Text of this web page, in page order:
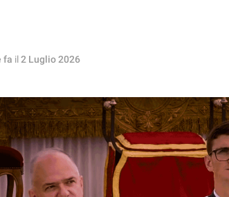
fa il2 Luglio 2026